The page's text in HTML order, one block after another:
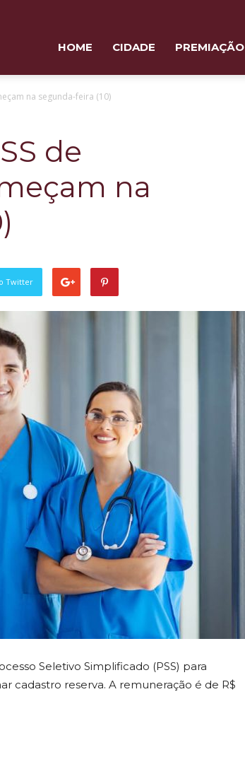
HOME CIDADE PREMIAÇÃO
na segunda-feira (10)
de
na
Twitter
Seletivo Simplificado (PSS) para
cadastro reserva. A remuneração é de R$